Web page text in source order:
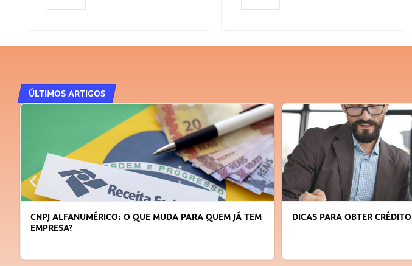
ÚLTIMOS ARTIGOS
CNPJ ALFANUMÉRICO: O QUE MUDA PARA QUEM JÁ TEM
EMPRESA?
DICAS PARA OBTER CRÉDITO